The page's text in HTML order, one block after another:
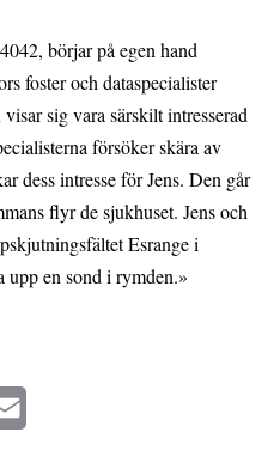
börjar på egen hand
foster och dataspecialister
sig vara särskilt intresserad
försöker skära av
dess intresse för Jens. Den går
flyr de sjukhuset. Jens och
Esrange i
upp en sond i rymden.»